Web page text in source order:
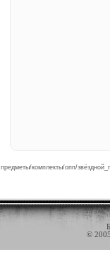
предметы/комплекты/опп/
©